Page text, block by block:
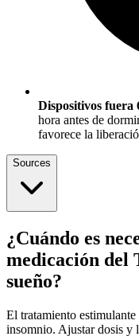
Dispositivos fuera
hora antes de
favorece la
Sources
¿Cuándo es
medicación del
sueño?
El tratamiento
insomnio. Ajustar dosis y